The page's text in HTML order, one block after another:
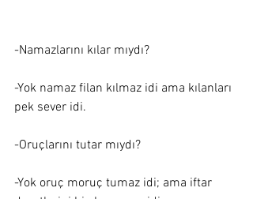
-Namazlarını kılar mıydı?
-Yok namaz filan kılmaz idi ama kılanları
pek sever idi.
-Oruçlarını tutar mıydı?
-Yok oruç moruç tumaz idi; ama iftar